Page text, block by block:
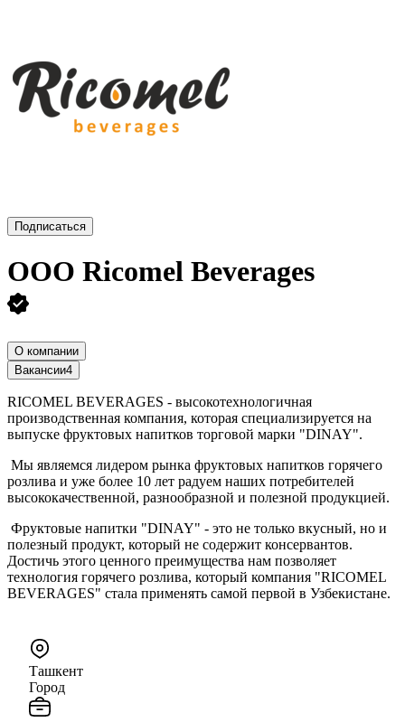
Подписаться
ООО Ricomel Beverages
О компании
Вакансии4
RICOMEL BEVERAGES - высокотехнологичная
производственная компания, которая специализируется на
выпуске фруктовых напитков торговой марки "DINAY".
Мы являемся лидером рынка фруктовых напитков горячего
розлива и уже более 10 лет радуем наших потребителей
высококачественной, разнообразной и полезной продукцией.
Фруктовые напитки "DINAY" - это не только вкусный, но и
полезный продукт, который не содержит консервантов.
Достичь этого ценного преимущества нам позволяет
технология горячего розлива, который компания "RICOMEL
BEVERAGES" стала применять самой первой в Узбекистане.
Ташкент
Город